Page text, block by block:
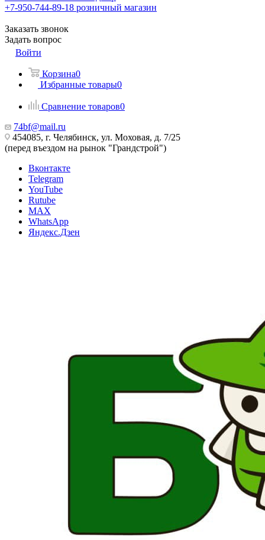
+7-950-744-89-18 розничный магазин
Заказать звонок
Задать вопрос
Войти
Корзина0
Избранные товары0
Сравнение товаров0
74bf@mail.ru
454085, г. Челябинск, ул. Моховая, д. 7/25
(перед въездом на рынок "Грандстрой")
Вконтакте
Telegram
YouTube
Rutube
MAX
WhatsApp
Яндекс.Дзен